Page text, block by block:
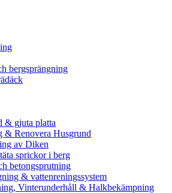
bergsprängning
& gjuta platta
& Renovera Husgrund
av Diken
sprickor i berg
betongsprutning
& vattenreningssystem
Vinterunderhåll & Halkbekämpning